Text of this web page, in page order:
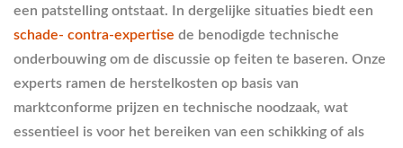
een patstelling ontstaat. In dergelijke situaties biedt een
schade- contra-expertise de benodigde technische
onderbouwing om de discussie op feiten te baseren. Onze
experts ramen de herstelkosten op basis van
marktconforme prijzen en technische noodzaak, wat
essentieel is voor het bereiken van een schikking of als